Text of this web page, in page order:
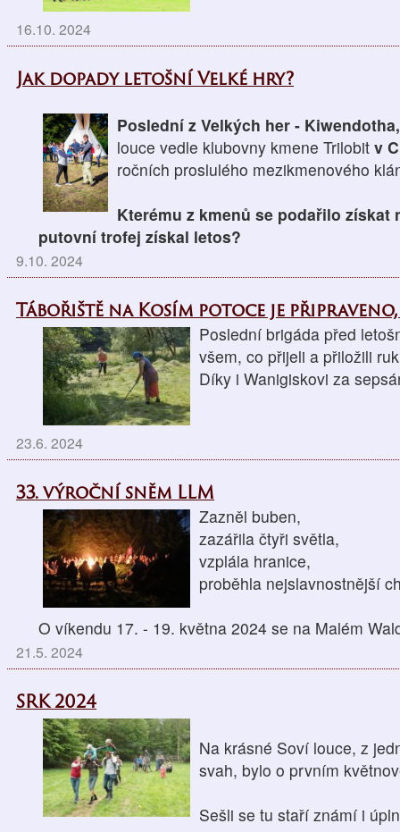
16.10. 2024
Jak dopady letošní Velké hry?
Poslední z Velkých her -
louce vedle klubovny kmene Trilobit v
ročních proslulého mezikmenového
Kterému z kmenů se podařilo získat
putovní trofej získal letos?
9.10. 2024
Tábořiště na Kosím potoce je
Poslední brigáda před
všem, co přijeli a přiložili
Díky i Wanigiskovi za
23.6. 2024
33. výroční sněm LLM
Zazněl buben,
zazářila čtyři světla,
vzplála hranice,
proběhla nejslavnostnější
O víkendu 17. - 19. května 2024 se na Malém
21.5. 2024
SRK 2024
Na krásné Soví louce, z
svah, bylo o prvním
Sešli se tu staří známí i